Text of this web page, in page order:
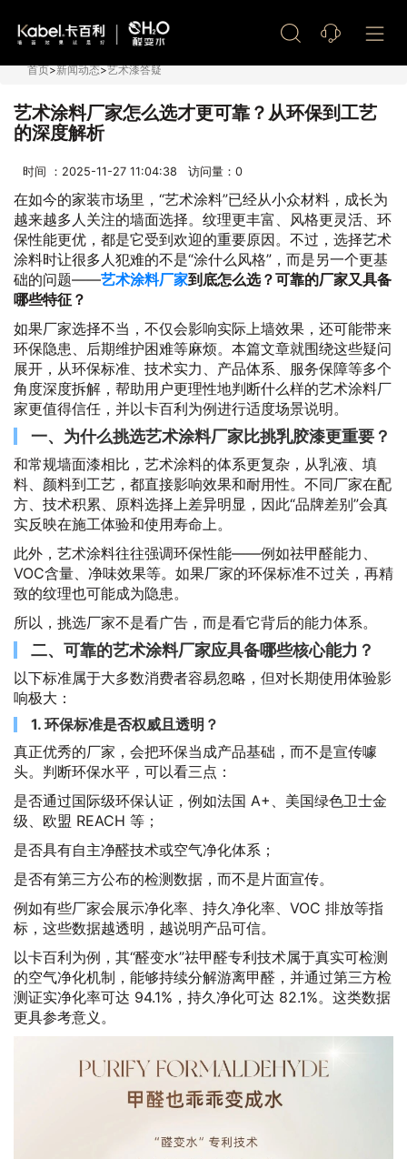
首页>新闻动态>艺术漆答疑
艺术涂料厂家怎么选才更可靠？从环保到工艺
的深度解析
时间 ：2025-11-27 11:04:38 访问量： 0
在如今的家装市场里，“艺术涂料”已经从小众材料，成长为
越来越多人关注的墙面选择。纹理更丰富、风格更灵活、环
保性能更优，都是它受到欢迎的重要原因。不过，选择艺术
涂料时让很多人犯难的不是“涂什么风格”，而是另一个更基
础的问题——艺术涂料厂家到底怎么选？可靠的厂家又具备
哪些特征？
如果厂家选择不当，不仅会影响实际上墙效果，还可能带来
环保隐患、后期维护困难等麻烦。本篇文章就围绕这些疑问
展开，从环保标准、技术实力、产品体系、服务保障等多个
角度深度拆解，帮助用户更理性地判断什么样的艺术涂料厂
家更值得信任，并以卡百利为例进行适度场景说明。
一、为什么挑选艺术涂料厂家比挑乳胶漆更重要？
和常规墙面漆相比，艺术涂料的体系更复杂，从乳液、填
料、颜料到工艺，都直接影响效果和耐用性。不同厂家在配
方、技术积累、原料选择上差异明显，因此“品牌差别”会真
实反映在施工体验和使用寿命上。
此外，艺术涂料往往强调环保性能——例如祛甲醛能力、
VOC含量、净味效果等。如果厂家的环保标准不过关，再精
致的纹理也可能成为隐患。
所以，挑选厂家不是看广告，而是看它背后的能力体系。
二、可靠的艺术涂料厂家应具备哪些核心能力？
以下标准属于大多数消费者容易忽略，但对长期使用体验影
响极大：
1. 环保标准是否权威且透明？
真正优秀的厂家，会把环保当成产品基础，而不是宣传噱
头。判断环保水平，可以看三点：
是否通过国际级环保认证，例如法国 A+、美国绿色卫士金
级、欧盟 REACH 等；
是否具有自主净醛技术或空气净化体系；
是否有第三方公布的检测数据，而不是片面宣传。
例如有些厂家会展示净化率、持久净化率、VOC 排放等指
标，这些数据越透明，越说明产品可信。
以卡百利为例，其“醛变水”祛甲醛专利技术属于真实可检测
的空气净化机制，能够持续分解游离甲醛，并通过第三方检
测证实净化率可达 94.1%，持久净化可达 82.1%。这类数据
更具参考意义。